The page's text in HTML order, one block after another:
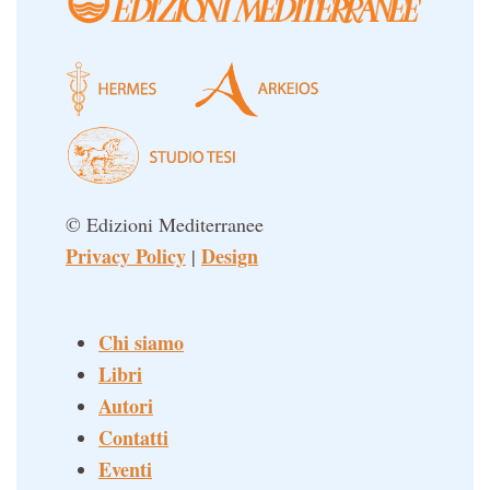
© Edizioni Mediterranee
Privacy Policy | Design
Chi siamo
Libri
Autori
Contatti
Eventi